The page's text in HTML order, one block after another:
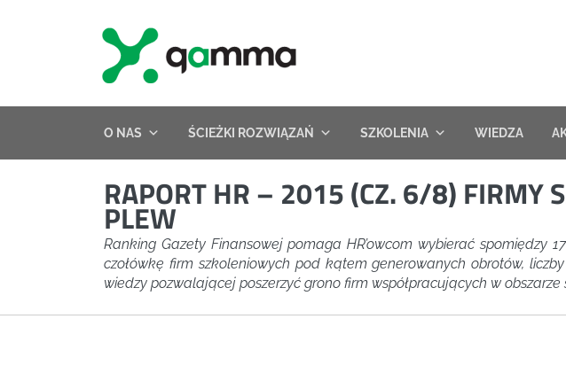
O NAS ŚCIEŻKI ROZWIĄZAŃ SZKOLENIA WIEDZA
RAPORT HR – 2015 (CZ. 6/8) FIRMY
PLEW
Ranking Gazety Finansowej pomaga HR’owcom wybierać spomiędzy
czołówkę firm szkoleniowych pod kątem generowanych obrotów,
wiedzy pozwalającej poszerzyć grono firm współpracujących w obszarze